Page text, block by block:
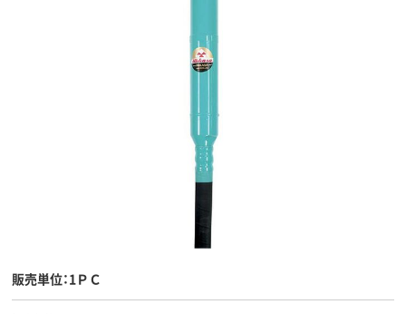
販売単位：1ＰＣ